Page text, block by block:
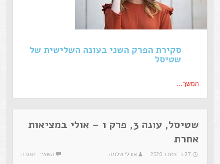
סקירת הפרק השני בעונה השלישית של
שטיסל
המשך…
שטיסל, עונה 3, פרק 1 – אולי במציאות
אחרת
27 בדצמבר 2020 אורלי שלמה השאירו תגובה